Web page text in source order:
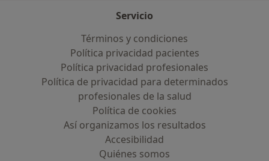
Servicio
Términos y condiciones
Política privacidad pacientes
Política privacidad profesionales
Política de privacidad para determinados
profesionales de la salud
Política de cookies
Así organizamos los resultados
Accesibilidad
Quiénes somos